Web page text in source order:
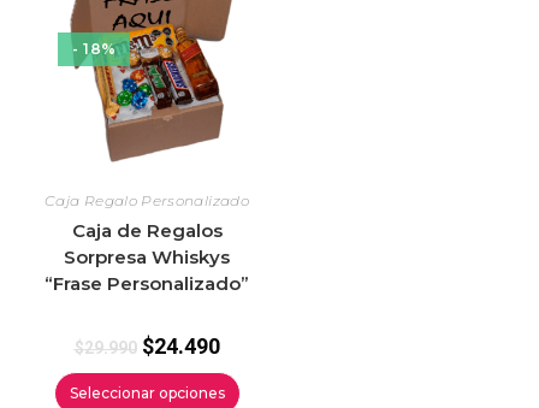
- 18%
Caja Regalo Personalizado
Caja de Regalos
Sorpresa Whiskys
“Frase Personalizado”
$29.990 $24.490
Seleccionar opciones